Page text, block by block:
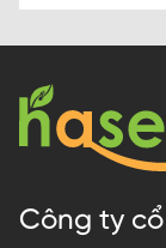
Công ty